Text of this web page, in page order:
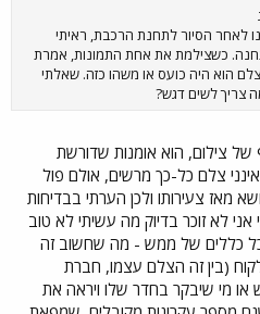
לאחר הסיור לתחנת הרכבת, ראיתי
כשצילמת את אחת התמונות, אמרת
הוא היה כועס או משהו כזה. שאלתי
צריך לשים דגש?
של צילום, הוא אומנות שדורשת
אינני צלם כל-כך מרשים, אולם פול
מאז צעירותו ולכן הערתי בבדיחות
לא זוכר בדיוק מה עשיתי לא טוב
כל כללים של ממש - מה שחשוב זה
(בין זה הצלם עצמו, חברת
מי שיבקר בחדר שלו ויראה את